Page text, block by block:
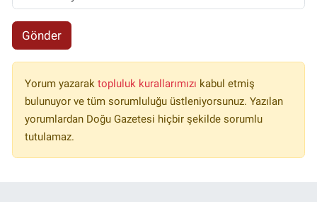
Gönder
Yorum yazarak topluluk kurallarımızı kabul etmiş
bulunuyor ve tüm sorumluluğu üstleniyorsunuz. Yazılan
yorumlardan Doğu Gazetesi hiçbir şekilde sorumlu
tutulamaz.